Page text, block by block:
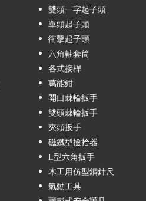
雙頭一字起子頭
單頭起子頭
衝擊起子頭
六角軸套筒
各式接桿
萬能鉗
開口棘輪扳手
雙頭棘輪扳手
夾頭扳手
磁鐵型撿拾器
L型六角扳手
木工用仿型鋼針尺
氣動工具